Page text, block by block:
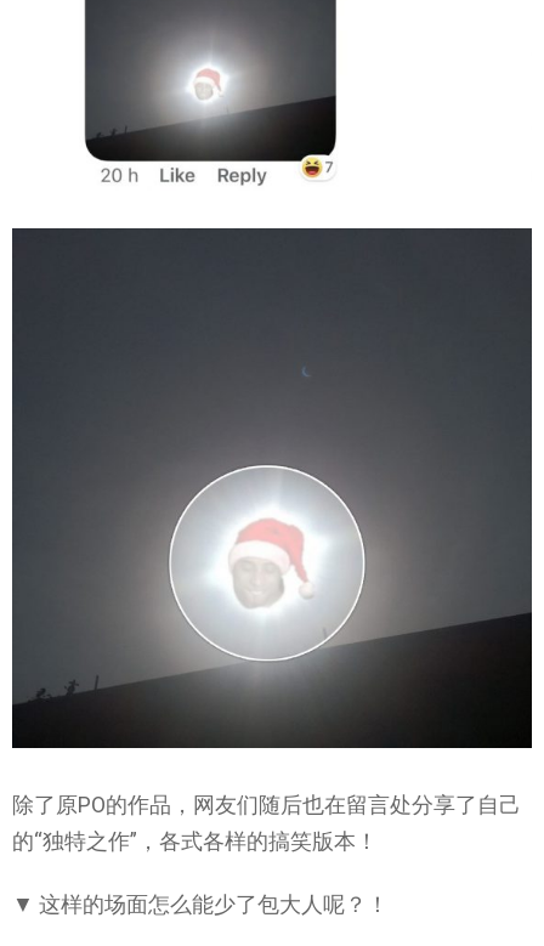
除了原PO的作品，网友们随后也在留言处分享了自己
的“独特之作”，各式各样的搞笑版本！
▼ 这样的场面怎么能少了包大人呢？！